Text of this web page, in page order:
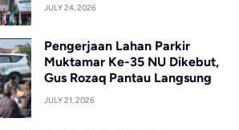
JULY 24, 2026
Pengerjaan Lahan Parkir
Muktamar Ke-35 NU Dikebut,
Gus Rozaq Pantau Langsung
JULY 21, 2026